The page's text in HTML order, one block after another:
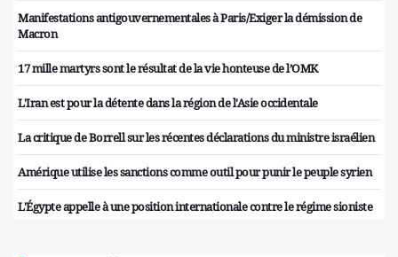
Manifestations antigouvernementales à Paris/Exiger la démission de
Macron
17 mille martyrs sont le résultat de la vie honteuse de l’OMK
L'Iran est pour la détente dans la région de l'Asie occidentale
La critique de Borrell sur les récentes déclarations du ministre israélien
Amérique utilise les sanctions comme outil pour punir le peuple syrien
L'Égypte appelle à une position internationale contre le régime sioniste